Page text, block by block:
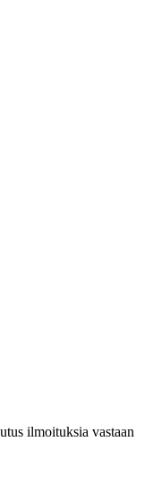
ilmoituksia vastaan